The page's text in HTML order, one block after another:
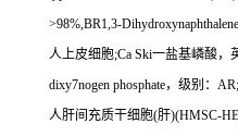
>98%,BR1,3-Dihydroxynaphthalene
人上皮细胞;Ca Ski一盐基嶙酸，
dixy7nogen phosphate，级别：
人肝间充质干细胞(肝)(HMSC-